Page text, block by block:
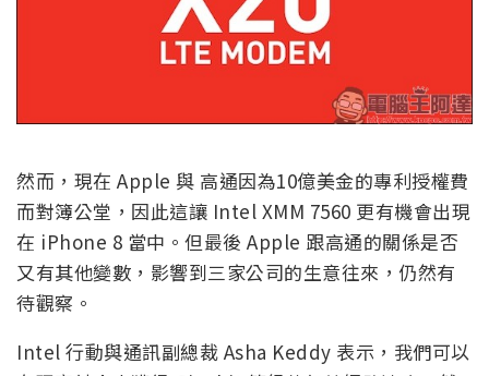
然而，現在 Apple 與 高通因為10億美金的專利授權費
而對簿公堂，因此這讓 Intel XMM 7560 更有機會出現
在 iPhone 8 當中。但最後 Apple 跟高通的關係是否
又有其他變數，影響到三家公司的生意往來，仍然有
待觀察。
Intel 行動與通訊副總裁 Asha Keddy 表示，我們可以